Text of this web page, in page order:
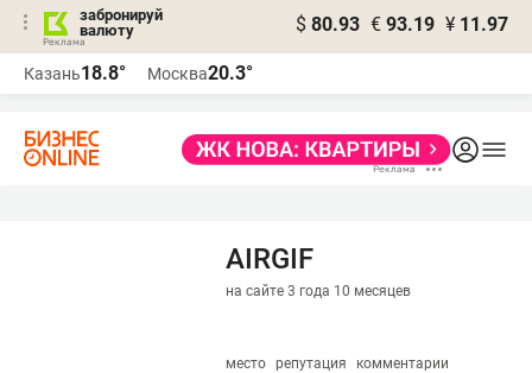
забронируй
валюту
$ 80.93 € 93.19 ¥ 11.97
Казань18.8° Москва20.3°
AIRGIF
на сайте 3 года 10 месяцев
место репутация комментарии